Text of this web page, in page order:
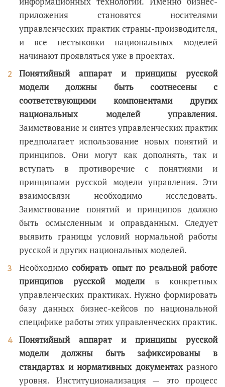
приложения становятся носителями
управленческих практик страны-производителя,
и все нестыковки национальных моделей
начинают проявляться уже в проектах.
Понятийный аппарат и принципы русской
модели должны быть соотнесены с
соответствующими компонентами других
национальных моделей управления.
Заимствование и синтез управленческих практик
предполагает использование новых понятий и
принципов. Они могут как дополнять, так и
вступать в противоречие с понятиями и
принципами русской модели управления. Эти
взаимосвязи необходимо исследовать.
Заимствование понятий и принципов должно
быть осмысленным и оправданным. Следует
выявить границы условий нормальной работы
русской и других национальных моделей.
Необходимособирать опыт по реальной работе
принципов русской моделив конкретных
управленческих практиках. Нужно формировать
базу данных бизнес-кейсов по национальной
специфике работы этих управленческих практик.
Понятийный аппарат и принципы русской
модели должны быть зафиксированы в
стандартах и нормативных документахразного
уровня. Институционализация — это процесс